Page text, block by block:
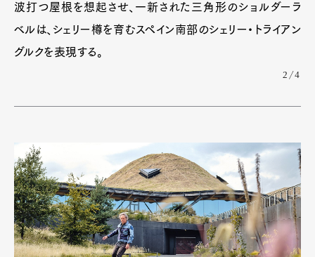
波打つ屋根を想起させ、一新された三角形のショルダーラ
ベルは、シェリー樽を育むスペイン南部のシェリー・トライアン
グルクを表現する。
2/4